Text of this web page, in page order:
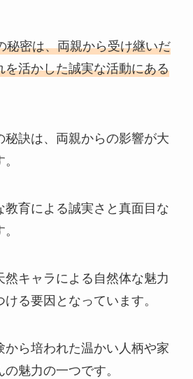
秘密は、両親から受け継いだ
を活かした誠実な活動にある
秘訣は、両親からの影響が大
教育による誠実さと真面目な
然キャラによる自然体な魅力
る要因となっています。
から培われた温かい人柄や家
魅力の一つです。